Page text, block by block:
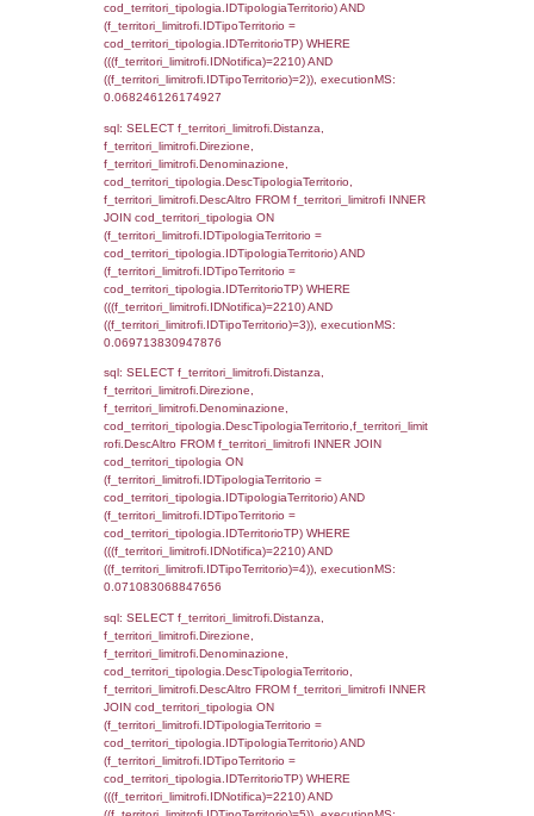
executionMS: 0.0036070346832275
sql: SELECT a2p.Cognome, a2p.Nome
a2_ruolipersonale a2rp INNER JOIN
(((a2p.IDNotifica)=2210) AND
executionMS: 0.0026061534881592
sql: SELECT cod_ipa_aoo.des_amm,
d1_controlli.UntAmmTerr,
d1_controlli.Regione, d1_controlli.Provincia,
d1_controlli.Comune, d1_controlli.Via,
d1_controlli.Email, d1_controlli.Pec FROM
d1_controlli.UntAmmTerr where
executionMS: 0.021726131439209
sql: SELECT * FROM d2_autorizzazioni
IDNotifica=2210, executionMS:
sql: SELECT Ispezione, IDArticoloComma,
StatoIspezione,
'%d/%m/%Y') as DataApertura,
DATE_FORMAT(DataChiusura, '%d/%m/
DataChiusura,
'%d/%m/%Y') as DataUltimoPIR FROM
WHERE (((d3_ispezioni.IDNotifica)=2210)),
0.00043606758117676
sql: SELECT el_nazioni.DescIT,
FROM f_confini_stato INNER JOIN